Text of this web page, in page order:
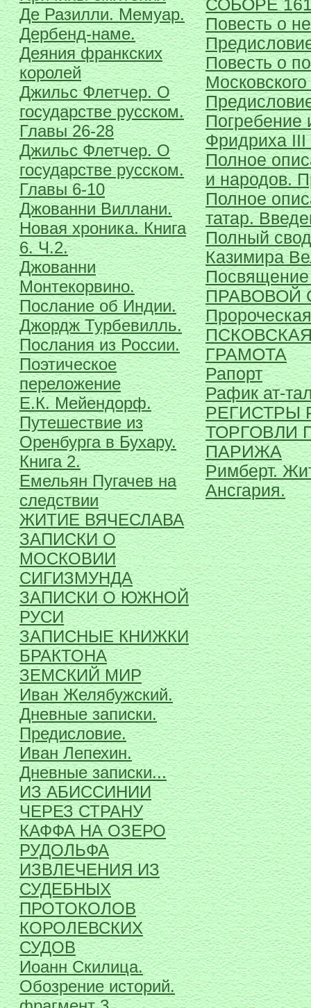
Де Разилли. Мемуар.
Дербенд-наме.
Деяния франкских
королей
Джильс Флетчер. О
государстве русском.
Главы 26-28
Джильс Флетчер. О
государстве русском.
Главы 6-10
Джованни Виллани.
Новая хроника. Книга
6. Ч.2.
Джованни
Монтекорвино.
Послание об Индии.
Джордж Турбевилль.
Послания из России.
Поэтическое
переложение
Е.К. Мейендорф.
Путешествие из
Оренбурга в Бухару.
Книга 2.
Емельян Пугачев на
следствии
ЖИТИЕ ВЯЧЕСЛАВА
ЗАПИСКИ О
МОСКОВИИ
СИГИЗМУНДА
ЗАПИСКИ О ЮЖНОЙ
РУСИ
ЗАПИСНЫЕ КНИЖКИ
БРАКТОНА
ЗЕМСКИЙ МИР
Иван Желябужский.
Дневные записки.
Предисловие.
Иван Лепехин.
Дневные записки...
ИЗ АБИССИНИИ
ЧЕРЕЗ СТРАНУ
КАФФА НА ОЗЕРО
РУДОЛЬФА
ИЗВЛЕЧЕНИЯ ИЗ
СУДЕБНЫХ
ПРОТОКОЛОВ
КОРОЛЕВСКИХ
СУДОВ
Иоанн Скилица.
Обозрение историй.
СОБОРЕ
Повесть о
Повесть о
Московского
Погребение
Фридриха III
Полное
и народов.
Полное
татар.
Полный свод
Казимира
ПРАВОВОЙ
ГРАМОТА
Рапорт
Рафик ат-
РЕГИСТРЫ
ТОРГОВЛИ
ПАРИЖА
Римберт.
Ансгария.